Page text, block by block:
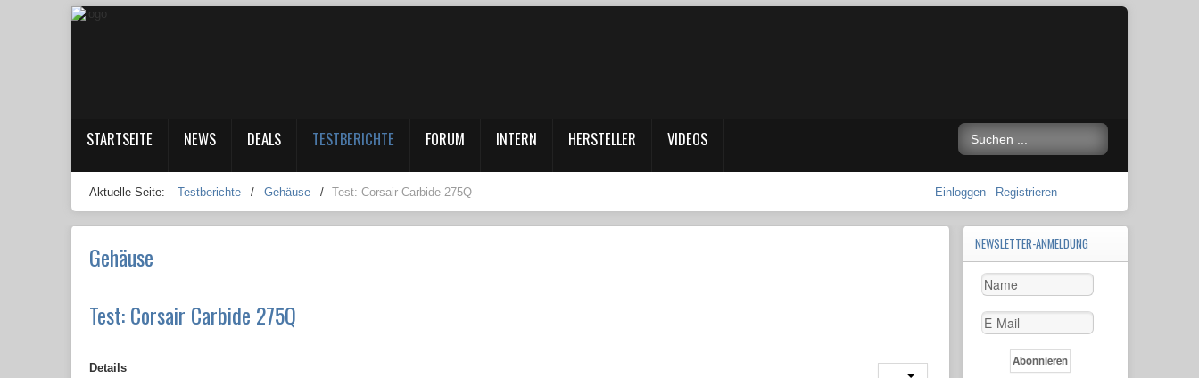
STARTSEITE NEWS DEALS TESTBERICHTE FORUM INTERN HERSTELLER VIDEOS
Aktuelle Seite: Testberichte / Gehäuse / Test: Corsair Carbide 275Q Einloggen Registrieren
Gehäuse
Test: Corsair Carbide 275Q
Details
NEWSLETTER-ANMELDUNG